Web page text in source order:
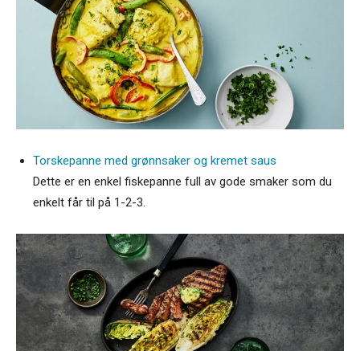
Torskepanne med grønnsaker og kremet saus
Dette er en enkel fiskepanne full av gode smaker som du
enkelt får til på 1-2-3.